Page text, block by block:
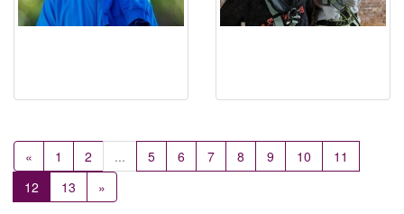
« 1 2 ... 5 6 7 8 9 10
11
12
13 »